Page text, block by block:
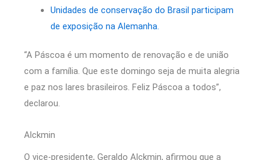
Unidades de conservação do Brasil participam
de exposição na Alemanha.
“A Páscoa é um momento de renovação e de união
com a família. Que este domingo seja de muita alegria
e paz nos lares brasileiros. Feliz Páscoa a todos”,
declarou.
Alckmin
O vice-presidente, Geraldo Alckmin, afirmou que a